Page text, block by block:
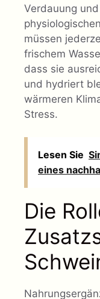
Verdauung
müssen
frischem
dass sie
und hydriert
wärmeren
Stress.
Lesen Sie
eines
Die